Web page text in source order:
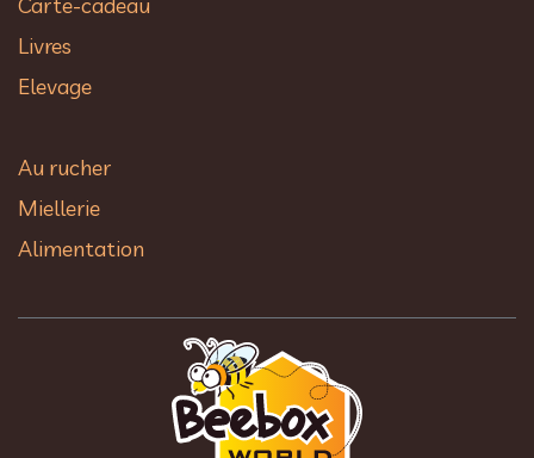
Livres
Elevage
Au rucher​
Miellerie
Alimentation